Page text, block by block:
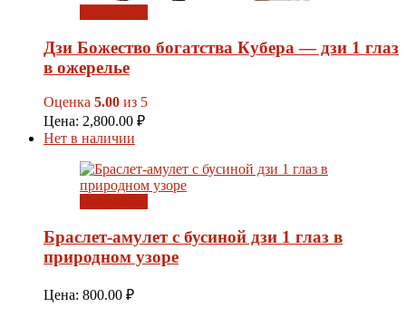
Дзи Божество богатства Кубера — дзи 1 глаз
в ожерелье
Оценка 5.00 из 5
Цена: 2,800.00 ₽
Нет в наличии
Браслет-амулет с бусиной дзи 1 глаз в
природном узоре
Цена: 800.00 ₽